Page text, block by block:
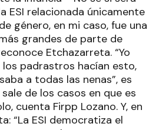
ESI relacionada únicamente
género, en mi caso, fue una
grandes de parte de
Etchazarreta. “Yo
padrastros hacían esto,
a todas las nenas”, es
de los casos en que es
cuenta Firpp Lozano. Y, en
“La ESI democratiza el